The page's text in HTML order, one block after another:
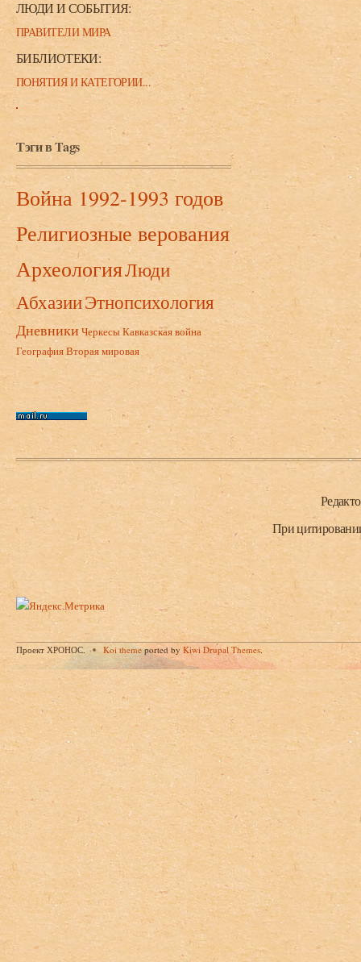
ЛЮДИ И СОБЫТИЯ:
ПРАВИТЕЛИ МИРА
БИБЛИОТЕКИ:
ПОНЯТИЯ И КАТЕГОРИИ...
Тэги в Tags
Война 1992-1993 годов
Религиозные верования
АрхеологияЛюди
АбхазииЭтнопсихология
Дневники ЧеркесыКавказская война
ГеографияВторая мировая
Нижний колонтитул
При
Проект ХРОНОС. Koi themeported byKiwi Drupal Themes.